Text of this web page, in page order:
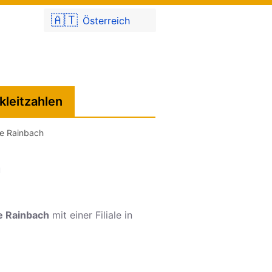
🇦🇹 Österreich
Rainbach
Rainbach mit einer Filiale in